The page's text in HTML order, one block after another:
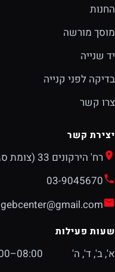
החנות
מוסך מורשה
יד שנייה
בדיקה לפני קנייה
צרו קשר
יצירת קשר
רח' הירקונים 33 (צומת סגולה), פתח תקווה
03-9045670
gebcenter@gmail.com
שעות פעילות
א', ב', ד', ה'
08:00–17:00